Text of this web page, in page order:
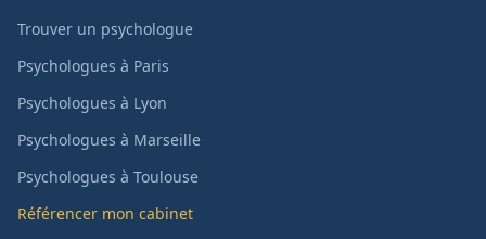
Trouver un psychologue
Psychologues à Paris
Psychologues à Lyon
Psychologues à Marseille
Psychologues à Toulouse
Référencer mon cabinet